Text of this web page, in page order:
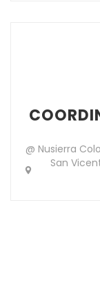
@ Nusierra
San